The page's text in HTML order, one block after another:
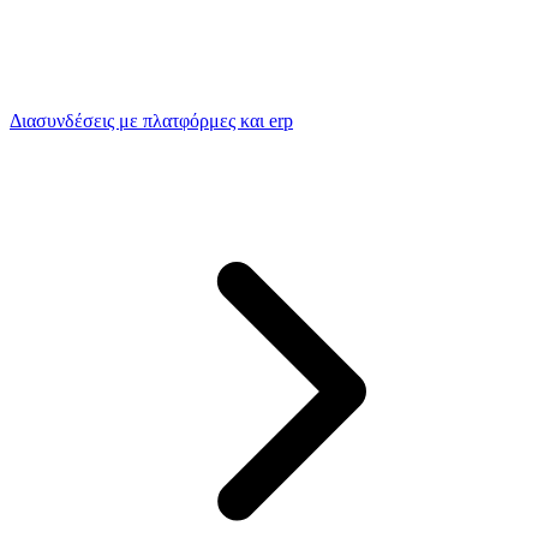
Διασυνδέσεις με πλατφόρμες και erp